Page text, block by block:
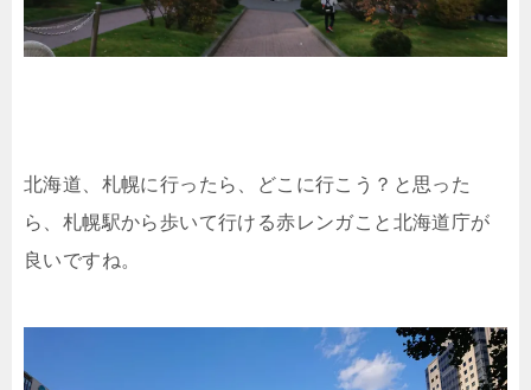
北海道、札幌に行ったら、どこに行こう？と思った
ら、札幌駅から歩いて行ける赤レンガこと北海道庁が
良いですね。